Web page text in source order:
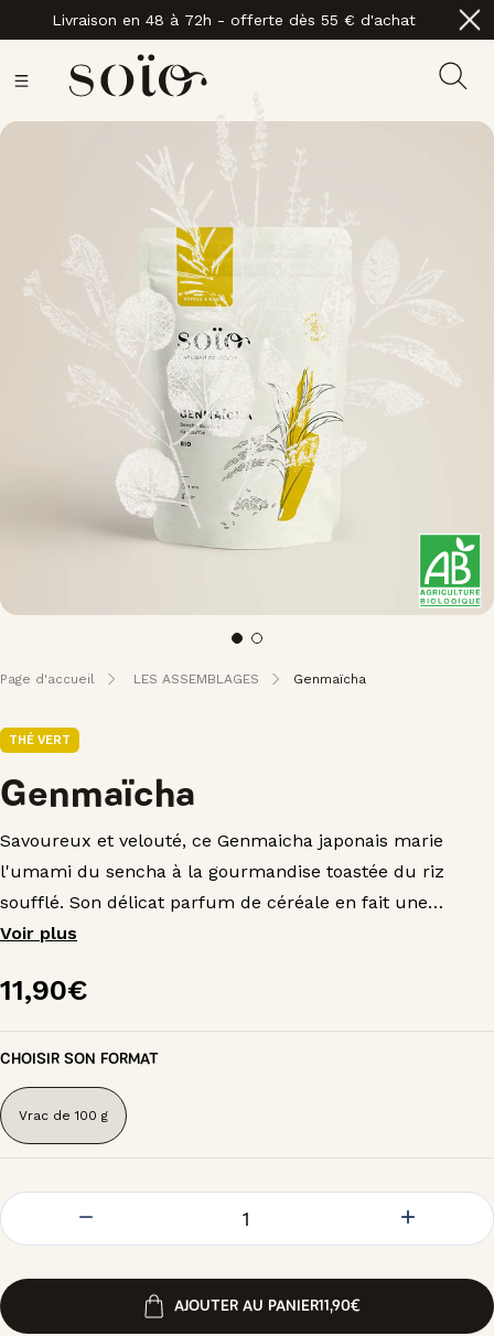
Livraison en 48 à 72h - offerte dès 55 € d'achat
Page d'accueil LES ASSEMBLAGES Genmaïcha
THÉ VERT
Genmaïcha
Savoureux et velouté, ce Genmaicha japonais marie
l'umami du sencha à la gourmandise toastée du riz
soufflé. Son délicat parfum de céréale en fait une
introduction idéale aux thés japonais.
Voir plus
11,90€
CHOISIR SON FORMAT
Vrac de 100 g
AJOUTER AU PANIER11,90€